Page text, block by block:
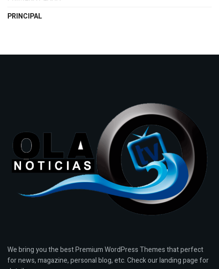
PRINCIPAL
We bring you the best Premium WordPress Themes that perfect
for news, magazine, personal blog, etc. Check our landing page for